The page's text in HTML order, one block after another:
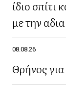
ίδιο
με την
08.08.26
Θρήνος